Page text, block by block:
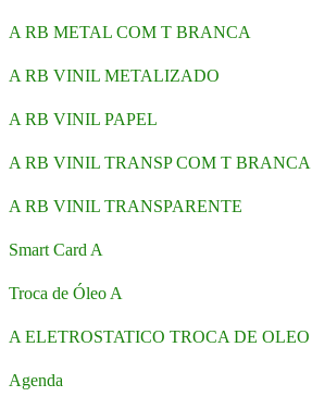
A RB METAL COM T BRANCA
A RB VINIL METALIZADO
A RB VINIL PAPEL
A RB VINIL TRANSP COM T BRANCA
A RB VINIL TRANSPARENTE
Smart Card A
Troca de Óleo A
A ELETROSTATICO TROCA DE OLEO
Agenda